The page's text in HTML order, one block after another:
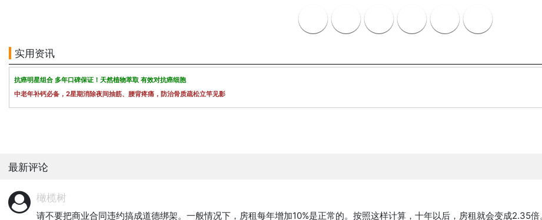
实用资讯
抗癌明星组合 多年口碑保证！天然植物萃取 有效对抗癌细胞
中老年补钙必备，2星期消除夜间抽筋、腰背疼痛，防治骨质疏松立竿见影
最新评论
橄榄树
请不要把商业合同违约搞成道德绑架。一般情况下，房租每年增加10%是正常的。按照这样计算，十年以后，房租就会变成2.35